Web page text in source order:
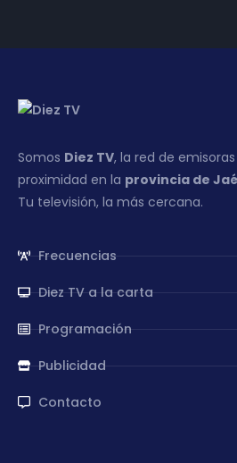
Somos Diez TV, la red de
proximidad en la provincia de
Tu televisión, la más cercana.
Frecuencias
Diez TV a la carta
Programación
Publicidad
Contacto